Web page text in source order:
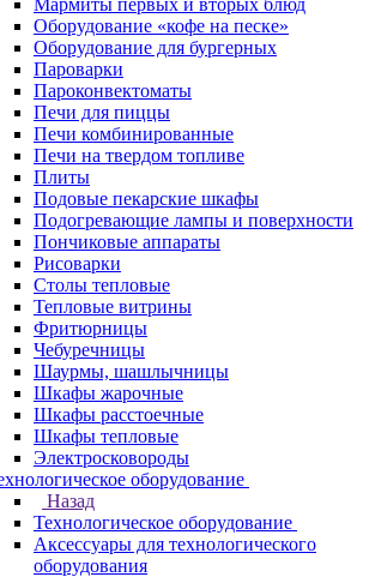
Мармиты первых и вторых блюд
Оборудование «кофе на песке»
Оборудование для бургерных
Пароварки
Пароконвектоматы
Печи для пиццы
Печи комбинированные
Печи на твердом топливе
Плиты
Подовые пекарские шкафы
Подогревающие лампы и поверхности
Пончиковые аппараты
Рисоварки
Столы тепловые
Тепловые витрины
Фритюрницы
Чебуречницы
Шаурмы, шашлычницы
Шкафы жарочные
Шкафы расстоечные
Шкафы тепловые
Электросковороды
оборудование
Назад
Технологическое оборудование
Аксессуары для технологического
оборудования